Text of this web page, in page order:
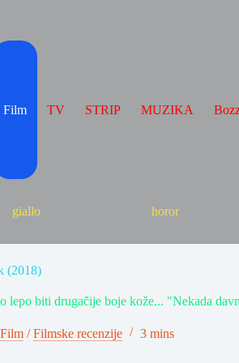
Film TV STRIP MUZIKA
giallo horor
(2018)
lepo biti drugačije boje kože... "Nekada
Film/Filmske recenzije 3 mins